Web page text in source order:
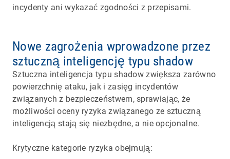
incydenty ani wykazać zgodności z przepisami.
Nowe zagrożenia wprowadzone przez
sztuczną inteligencję typu shadow
Sztuczna inteligencja typu shadow zwiększa zarówno
powierzchnię ataku, jak i zasięg incydentów
związanych z bezpieczeństwem, sprawiając, że
możliwości oceny ryzyka związanego ze sztuczną
inteligencją stają się niezbędne, a nie opcjonalne.
Krytyczne kategorie ryzyka obejmują: